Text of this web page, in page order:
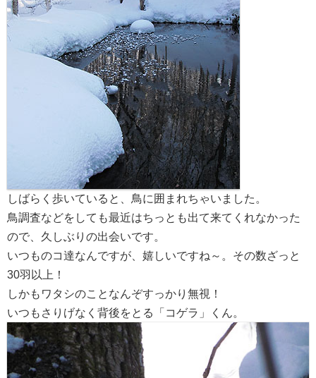
しばらく歩いていると、鳥に囲まれちゃいました。
鳥調査などをしても最近はちっとも出て来てくれなかった
ので、久しぶりの出会いです。
いつものコ達なんですが、嬉しいですね～。その数ざっと
30羽以上！
しかもワタシのことなんぞすっかり無視！
いつもさりげなく背後をとる「コゲラ」くん。